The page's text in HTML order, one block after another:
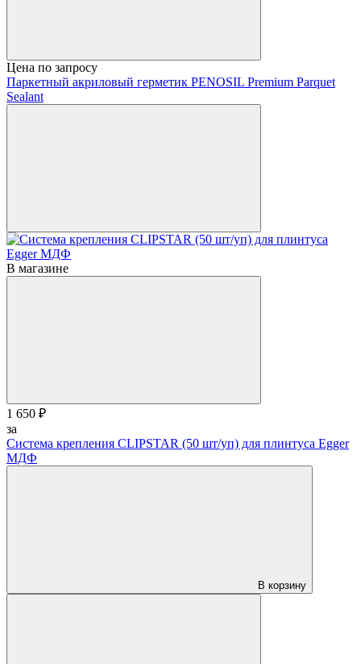
Цена по запросу
Паркетный акриловый герметик PENOSIL Premium Parquet
Sealant
В магазине
1 650 ₽
за
Система крепления CLIPSTAR (50 шт/уп) для плинтуса Egger
МДФ
В корзину